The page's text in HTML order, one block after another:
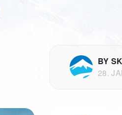
BY
28.